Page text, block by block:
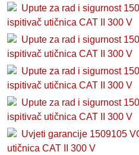
Upute za rad i sigurnost
ispitivač utičnica CAT II 300 V
Upute za rad i sigurnost
ispitivač utičnica CAT II 300 V
Upute za rad i sigurnost
ispitivač utičnica CAT II 300 V
Upute za rad i sigurnost
ispitivač utičnica CAT II 300 V
Uvjeti garancije 1509105
utičnica CAT II 300 V